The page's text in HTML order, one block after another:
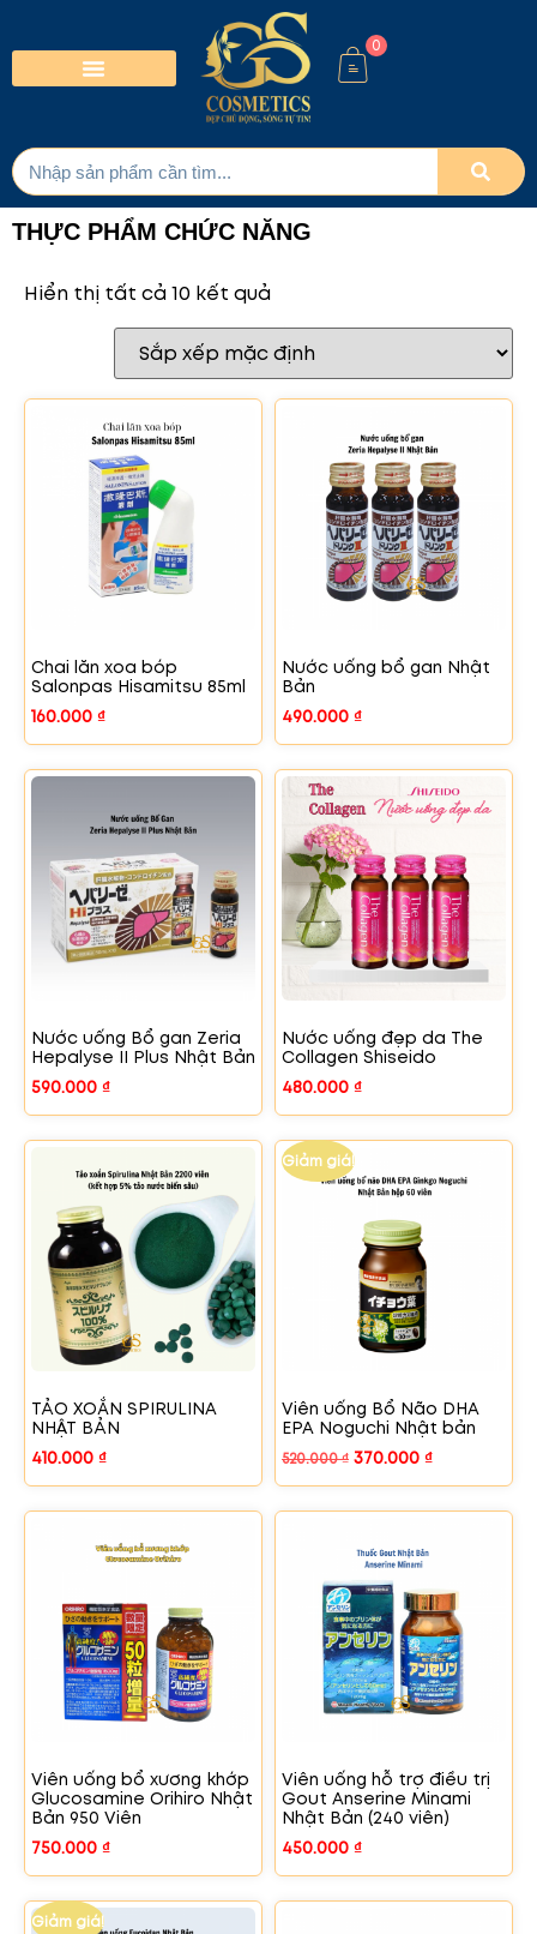
0
THỰC PHẨM CHỨC NĂNG
Hiển thị tất cả 10 kết quả
Chai lăn xoa bóp
Salonpas Hisamitsu 85ml
160.000 ₫
Nước uống bổ gan Nhật
Bản
490.000 ₫
Nước uống Bổ gan Zeria
Hepalyse II Plus Nhật Bản
590.000 ₫
Nước uống đẹp da The
Collagen Shiseido
480.000 ₫
TẢO XOẮN SPIRULINA
NHẬT BẢN
410.000 ₫
Giảm giá!
Viên uống Bổ Não DHA
EPA Noguchi Nhật bản
520.000₫ 370.000 ₫
Viên uống bổ xương khớp
Glucosamine Orihiro Nhật
Bản 950 Viên
750.000 ₫
Viên uống hỗ trợ điều trị
Gout Anserine Minami
Nhật Bản (240 viên)
450.000 ₫
Giảm giá!